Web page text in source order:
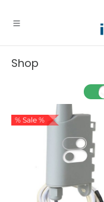
Shop
% Sale %